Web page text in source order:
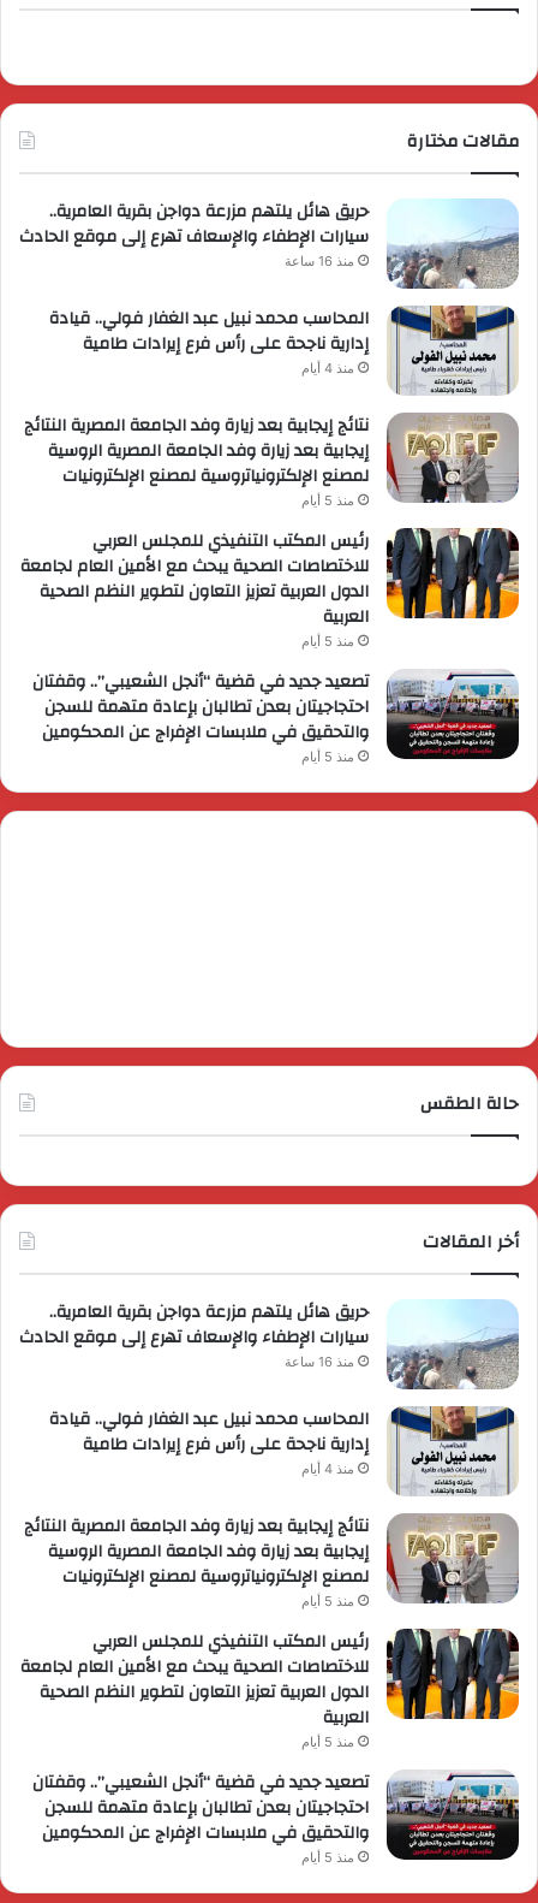
مقالات مختارة
حريق هائل يلتهم مزرعة دواجن بقرية العامرية..
سيارات الإطفاء والإسعاف تهرع إلى موقع الحادث
منذ 16 ساعة
المحاسب محمد نبيل عبد الغفار فولي.. قيادة
إدارية ناجحة على رأس فرع إيرادات طامية
منذ 4 أيام
نتائج إيجابية بعد زيارة وفد الجامعة المصرية النتائج
إيجابية بعد زيارة وفد الجامعة المصرية الروسية
لمصنع الإلكترونياتروسية لمصنع الإلكترونيات
منذ 5 أيام
رئيس المكتب التنفيذي للمجلس العربي
للاختصاصات الصحية يبحث مع الأمين العام لجامعة
الدول العربية تعزيز التعاون لتطوير النظم الصحية
العربية
منذ 5 أيام
تصعيد جديد في قضية “أنجل الشعيبي”.. وقفتان
احتجاجيتان بعدن تطالبان بإعادة متهمة للسجن
والتحقيق في ملابسات الإفراج عن المحكومين
منذ 5 أيام
حالة الطقس
أخر المقالات
حريق هائل يلتهم مزرعة دواجن بقرية العامرية..
سيارات الإطفاء والإسعاف تهرع إلى موقع الحادث
منذ 16 ساعة
المحاسب محمد نبيل عبد الغفار فولي.. قيادة
إدارية ناجحة على رأس فرع إيرادات طامية
منذ 4 أيام
نتائج إيجابية بعد زيارة وفد الجامعة المصرية النتائج
إيجابية بعد زيارة وفد الجامعة المصرية الروسية
لمصنع الإلكترونياتروسية لمصنع الإلكترونيات
منذ 5 أيام
رئيس المكتب التنفيذي للمجلس العربي
للاختصاصات الصحية يبحث مع الأمين العام لجامعة
الدول العربية تعزيز التعاون لتطوير النظم الصحية
العربية
منذ 5 أيام
تصعيد جديد في قضية “أنجل الشعيبي”.. وقفتان
احتجاجيتان بعدن تطالبان بإعادة متهمة للسجن
والتحقيق في ملابسات الإفراج عن المحكومين
منذ 5 أيام